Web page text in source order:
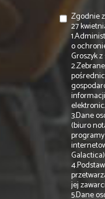
Zgodnie
27
o
Groszyk
3.Dane
(biuro
jej
5.Dane